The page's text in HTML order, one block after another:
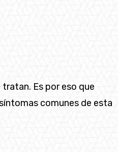
Es por eso que
comunes de esta